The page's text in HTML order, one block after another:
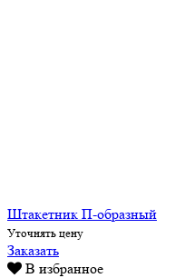
Штакетник П-образный
Уточнять цену
Заказать
В избранное